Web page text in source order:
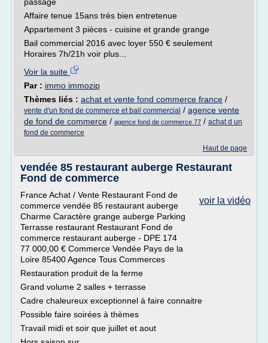
Affaire tenue 15ans très bien entretenue
Appartement 3 pièces - cuisine et grande grange
Bail commercial 2016 avec loyer 550 € seulement
Horaires 7h/21h voir plus...
Voir la suite
Par : immo immozip
Thèmes liés : achat et vente fond commerce france /
vente d'un fond de commerce et bail commercial / agence vente
de fond de commerce / agence fond de commerce 77 / achat d un
fond de commerce
Haut de page
vendée 85 restaurant auberge Restaurant
Fond de commerce
voir la vidéo
France Achat / Vente Restaurant Fond de
commerce vendée 85 restaurant auberge
Charme Caractère grange auberge Parking
Terrasse restaurant Restaurant Fond de
commerce restaurant auberge - DPE 174
77 000,00 € Commerce Vendée Pays de la
Loire 85400 Agence Tous Commerces
Restauration produit de la ferme
Grand volume 2 salles + terrasse
Cadre chaleureux exceptionnel à faire connaitre
Possible faire soirées à thèmes
Travail midi et soir que juillet et aout